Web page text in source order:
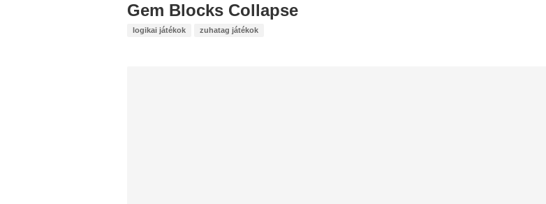
Gem Blocks Collapse
logikai játékok zuhatag játékok